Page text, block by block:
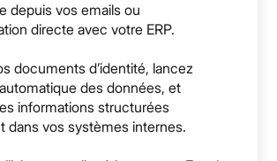
depuis vos emails ou
directe avec votre ERP.
documents d’identité, lancez
des données, et
informations structurées
dans vos systèmes internes.